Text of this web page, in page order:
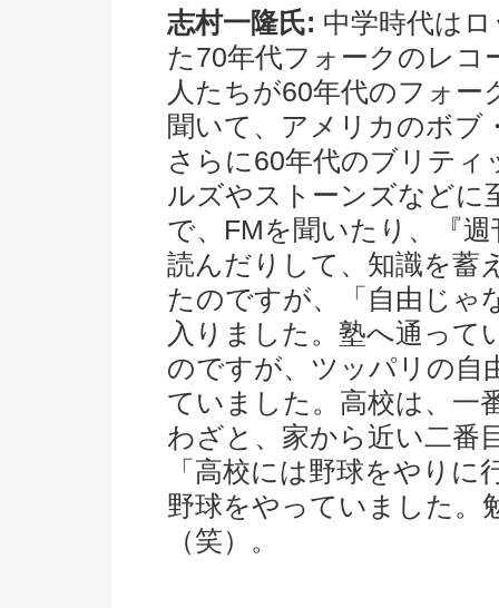
志村一隆氏: 中学時代は
た70年代フォークのレ
人たちが60年代のフォ
聞いて、アメリカのボブ
さらに60年代のブリテ
ルズやストーンズなどに
で、FMを聞いたり、『
読んだりして、知識を蓄
たのですが、「自由じゃ
入りました。塾へ通って
のですが、ツッパリの自
ていました。高校は、一
わざと、家から近い二番
「高校には野球をやり
野球をやっていました。
（笑）。